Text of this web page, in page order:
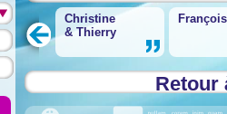
Christine
&Thierry
Retour